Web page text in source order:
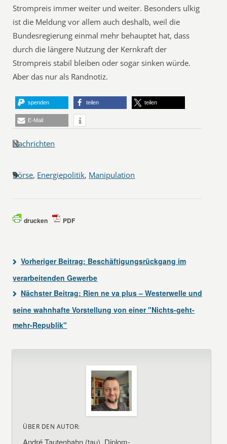
Strompreis immer weiter und weiter. Besonders ulkig
ist die Meldung vor allem auch deshalb, weil die
Bundesregierung einmal mehr behauptet hat, dass
durch die längere Nutzung der Kernkraft der
Strompreis stabil bleiben oder sogar sinken würde.
Aber das nur als Randnotiz.
spenden teilen teilen
E-Mail
Nachrichten
Börse, Energiepolitik, Manipulation
drucken PDF
Vorheriger Beitrag: Beschäftigungsrückgang im
verarbeitenden Gewerbe
Nächster Beitrag: Rien ne va plus – Westerwelle und
seine wahnhafte Vorstellung von einer "Nichts-geht-
mehr-Republik"
ÜBER DEN AUTOR:
André Tautenhahn (tau), Diplom-